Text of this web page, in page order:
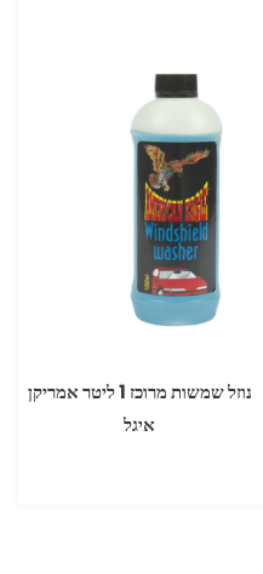
נוזל שמשות מרוכז 1 ליטר אמריקן
איגל